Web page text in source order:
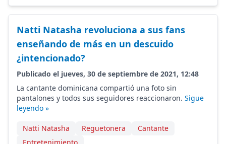
Natti Natasha revoluciona a sus fans
enseñando de más en un descuido
¿intencionado?
Publicado el jueves, 30 de septiembre de 2021, 12:48
La cantante dominicana compartió una foto sin
pantalones y todos sus seguidores reaccionaron. Sigue
leyendo »
Natti Natasha Reguetonera
Cantante